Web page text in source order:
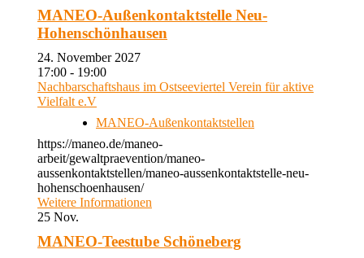
MANEO-Außenkontaktstelle Neu-
Hohenschönhausen
24. November 2027
17:00 - 19:00
Nachbarschaftshaus im Ostseeviertel Verein für aktive
Vielfalt e.V
MANEO-Außenkontaktstellen
https://maneo.de/maneo-
arbeit/gewaltpraevention/maneo-
aussenkontaktstellen/maneo-aussenkontaktstelle-neu-
hohenschoenhausen/
Weitere Informationen
25 Nov.
MANEO-Teestube Schöneberg